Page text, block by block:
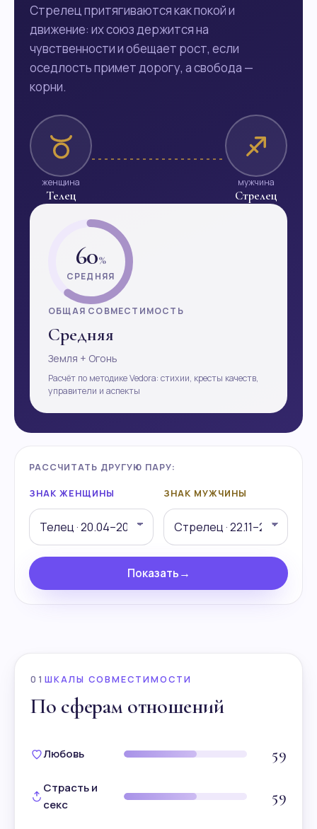
Стрелец притягиваются как покой и
движение: их союз держится на
чувственности и обещает рост, если
оседлость примет дорогу, а свобода —
корни.
женщина
Телец
мужчина
Стрелец
60%
СРЕДНЯЯ
ОБЩАЯ СОВМЕСТИМОСТЬ
Средняя
Земля + Огонь
Расчёт по методике Vedora: стихии, кресты качеств,
управители и аспекты
РАССЧИТАТЬ ДРУГУЮ ПАРУ:
ЗНАК ЖЕНЩИНЫ ЗНАК МУЖЧИНЫ
Показать→
01 ШКАЛЫ СОВМЕСТИМОСТИ
По сферам отношений
Любовь 59
Страсть и
секс
59